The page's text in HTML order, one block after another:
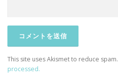
This site uses Akismet to reduce spam.
processed.